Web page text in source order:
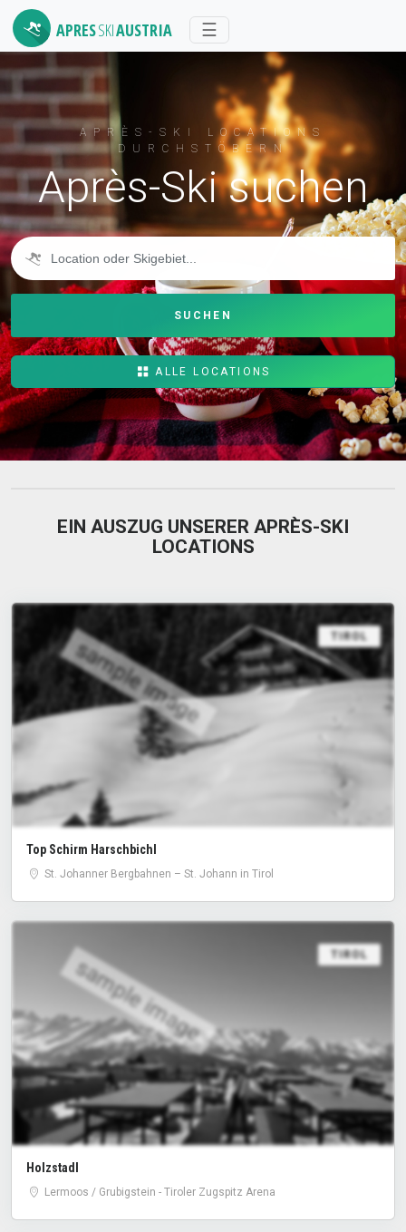
APRESSKIAUSTRIA
Toggle
navigation
☰
APRÈS-SKI LOCATIONS
DURCHSTÖBERN
Après-Ski suchen
SUCHEN
ALLE LOCATIONS
EIN AUSZUG UNSERER APRÈS-SKI
LOCATIONS
sample image
TIROL
Top Schirm Harschbichl
St. Johanner Bergbahnen – St. Johann in Tirol
sample image
TIROL
Holzstadl
Lermoos / Grubigstein - Tiroler Zugspitz Arena